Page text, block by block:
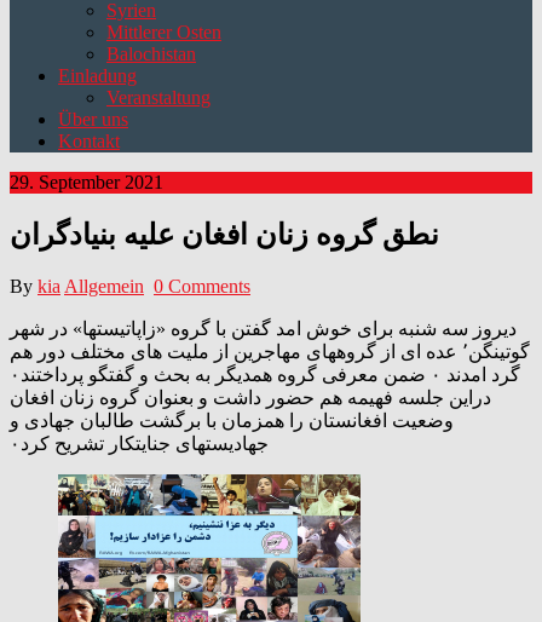
Syrien
Mittlerer Osten
Balochistan
Einladung
Veranstaltung
Über uns
Kontakt
29. September 2021
نطق گروه زنان افغان علیه بنیادگران
By kia Allgemein 0 Comments
دیروز سه شنبه برای خوش امد گفتن با گروه «زاپاتیستها» در شهر
گوتینگن٬ عده ای از گروههای مهاجرین از ملیت های مختلف دور هم
گرد امدند ۰ ضمن معرفی گروه همدیگر به بحث و گفتگو پرداختند۰
دراین جلسه فهیمه هم حضور داشت و بعنوان گروه زنان افغان
وضعیت افغانستان را همزمان با برگشت طالبان جهادی و
جهادیستهای جنایتکار تشریح کرد۰